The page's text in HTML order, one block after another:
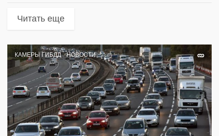
Читать еще
КАМЕРЫ ГИБДД НОВОСТИ